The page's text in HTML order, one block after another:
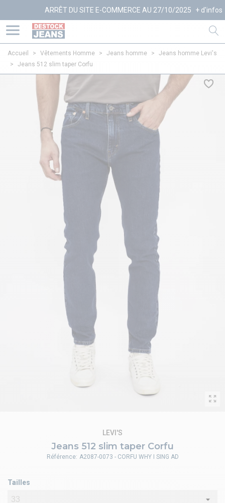
ARRÊT DU SITE E-COMMERCE AU 27/10/2025 + d'infos
Accueil > Vêtements Homme > Jeans homme >
Jeans homme Levi's
>
Jeans 512 slim taper Corfu
Jeans 512 slim taper Corfu
LEVI'S
Tailles
Référence: A2087-0073 - CORFU WHY I SING AD